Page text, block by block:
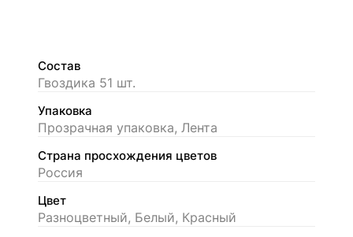
Состав
Гвоздика 51 шт.
Упаковка
Прозрачная упаковка, Лента
Страна просхождения цветов
Россия
Цвет
Разноцветный, Белый, Красный